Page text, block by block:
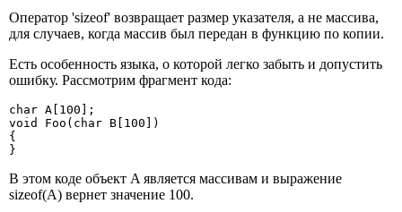
Оператор 'sizeof' возвращает размер указателя, а не массива,
для случаев, когда массив был передан в функцию по копии.
Есть особенность языка, о которой легко забыть и допустить
ошибку. Рассмотрим фрагмент кода:
char A[100];
void Foo(char B[100])
{
}
В этом коде объект A является массивам и выражение
sizeof(A) вернет значение 100.